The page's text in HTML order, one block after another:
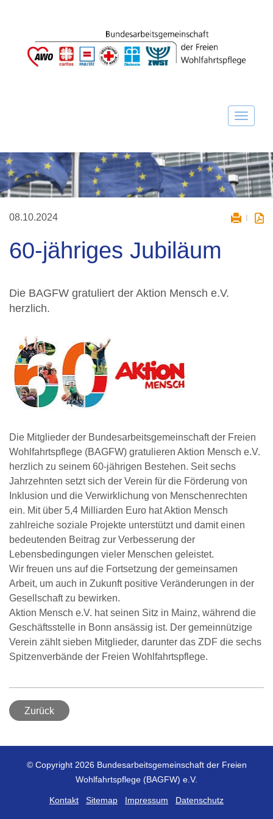
08.10.2024
60-jähriges Jubiläum
Die BAGFW gratuliert der Aktion Mensch e.V.
herzlich.
Die Mitglieder der Bundesarbeitsgemeinschaft der Freien
Wohlfahrtspflege (BAGFW) gratulieren Aktion Mensch e.V.
herzlich zu seinem 60-jährigen Bestehen. Seit sechs
Jahrzehnten setzt sich der Verein für die Förderung von
Inklusion und die Verwirklichung von Menschenrechten
ein. Mit über 5,4 Milliarden Euro hat Aktion Mensch
zahlreiche soziale Projekte unterstützt und damit einen
bedeutenden Beitrag zur Verbesserung der
Lebensbedingungen vieler Menschen geleistet.
Wir freuen uns auf die Fortsetzung der gemeinsamen
Arbeit, um auch in Zukunft positive Veränderungen in der
Gesellschaft zu bewirken.
Aktion Mensch e.V. hat seinen Sitz in Mainz, während die
Geschäftsstelle in Bonn ansässig ist. Der gemeinnützige
Verein zählt sieben Mitglieder, darunter das ZDF die sechs
Spitzenverbände der Freien Wohlfahrtspflege.
Zurück
© Copyright 2026 Bundesarbeitsgemeinschaft der Freien
Wohlfahrtspflege (BAGFW) e.V.
Kontakt Sitemap Impressum Datenschutz